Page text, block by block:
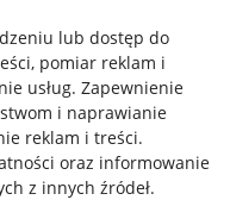
lub dostęp do
pomiar reklam i
usług. Zapewnienie
i naprawianie
reklam i treści.
oraz informowanie
z innych źródeł.